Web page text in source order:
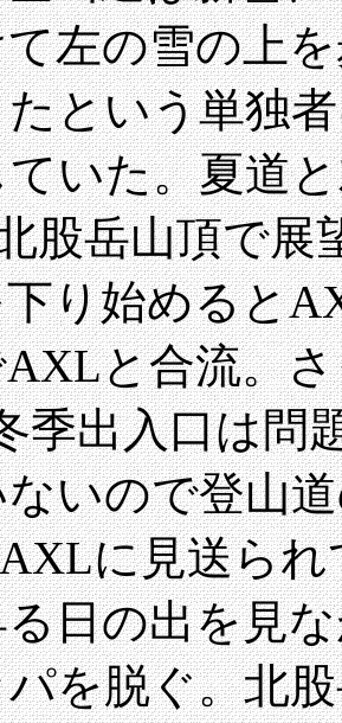
左の雪の上
という単独
いた。夏道
股岳山頂で展
り始めると
と合流。
季出入口は問
いので登山
に見送ら
日の出を見
を脱ぐ。北